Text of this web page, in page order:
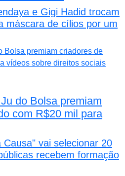
e Gigi Hadid trocam
máscara de cílios por um
do Bolsa premiam
com R$20 mil para
vai selecionar 20
recebem formação